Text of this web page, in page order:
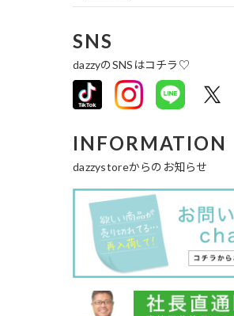
SNS
dazzyのSNSはコチラ♡
INFORMATION
dazzystoreからのお知らせ